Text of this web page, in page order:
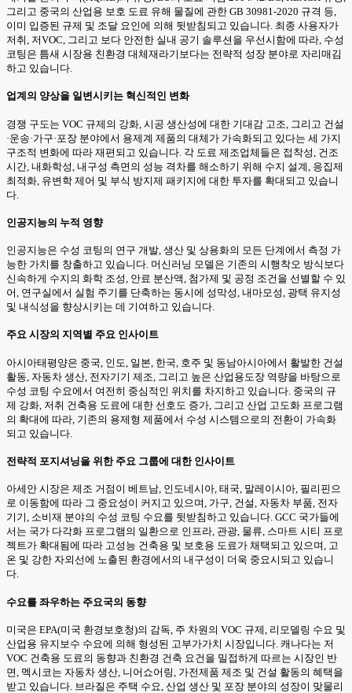
그리고 중국의 산업용 보호 도료 유해 물질에 관한 GB 30981-2020 규격 등,
이미 입증된 규제 및 조달 요인에 의해 뒷받침되고 있습니다. 최종 사용자가
저취, 저VOC, 그리고 보다 안전한 실내 공기 솔루션을 우선시함에 따라, 수성
코팅은 틈새 시장용 친환경 대체재라기보다는 전략적 성장 분야로 자리매김
하고 있습니다.
업계의 양상을 일변시키는 혁신적인 변화
경쟁 구도는 VOC 규제의 강화, 시공 생산성에 대한 기대감 고조, 그리고 건설
·운송·가구·포장 분야에서 용제계 제품의 대체가 가속화되고 있다는 세 가지
구조적 변화에 따라 재편되고 있습니다. 각 도료 제조업체들은 접착성, 건조
시간, 내화학성, 내구성 측면의 성능 격차를 해소하기 위해 수지 설계, 응집제
최적화, 유변학 제어 및 부식 방지제 패키지에 대한 투자를 확대되고 있습니
다.
인공지능의 누적 영향
인공지능은 수성 코팅의 연구 개발, 생산 및 상용화의 모든 단계에서 측정 가
능한 가치를 창출하고 있습니다. 머신러닝 모델은 기존의 시행착오 방식보다
신속하게 수지의 화학 조성, 안료 분산액, 첨가제 및 공정 조건을 선별할 수 있
어, 연구실에서 실험 주기를 단축하는 동시에 성막성, 내마모성, 광택 유지성
및 내식성을 향상시키는 데 기여하고 있습니다.
주요 시장의 지역별 주요 인사이트
아시아태평양은 중국, 인도, 일본, 한국, 호주 및 동남아시아에서 활발한 건설
활동, 자동차 생산, 전자기기 제조, 그리고 높은 산업용도장 역량을 바탕으로
수성 코팅 수요에서 여전히 중심적인 위치를 차지하고 있습니다. 중국의 규
제 강화, 저취 건축용 도료에 대한 선호도 증가, 그리고 산업 고도화 프로그램
의 확대에 따라, 기존의 용제형 제품에서 수성 시스템으로의 전환이 가속화
되고 있습니다.
전략적 포지셔닝을 위한 주요 그룹에 대한 인사이트
아세안 시장은 제조 거점이 베트남, 인도네시아, 태국, 말레이시아, 필리핀으
로 이동함에 따라 그 중요성이 커지고 있으며, 가구, 건설, 자동차 부품, 전자
기기, 소비재 분야의 수성 코팅 수요를 뒷받침하고 있습니다. GCC 국가들에
서는 국가 다각화 프로그램의 일환으로 인프라, 관광, 물류, 스마트 시티 프로
젝트가 확대됨에 따라 고성능 건축용 및 보호용 도료가 채택되고 있으며, 고
온 및 강한 자외선에 노출된 환경에서의 내구성이 더욱 중요시되고 있습니
다.
수요를 좌우하는 주요국의 동향
미국은 EPA(미국 환경보호청)의 감독, 주 차원의 VOC 규제, 리모델링 수요 및
산업용 유지보수 수요에 의해 형성된 고부가가치 시장입니다. 캐나다는 저
VOC 건축용 도료의 동향과 친환경 건축 요건을 밀접하게 따르는 시장인 반
면, 멕시코는 자동차 생산, 니어쇼어링, 가전제품 제조 및 건설 활동의 혜택을
받고 있습니다. 브라질은 주택 수요, 산업 생산 및 포장 분야의 성장이 맞물리